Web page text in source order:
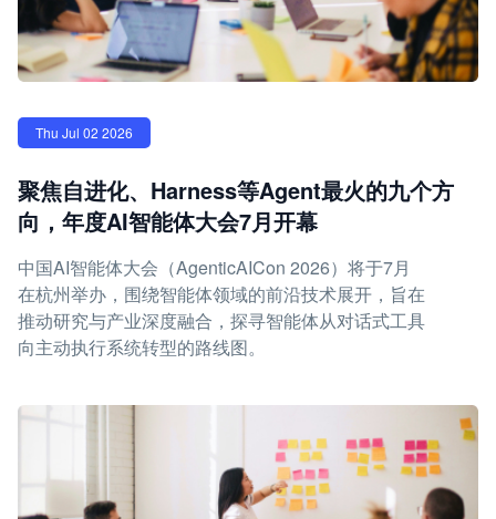
Thu Jul 02 2026
聚焦自进化、Harness等Agent最火的九个方
向，年度AI智能体大会7月开幕
中国AI智能体大会（AgenticAICon 2026）将于7月
在杭州举办，围绕智能体领域的前沿技术展开，旨在
推动研究与产业深度融合，探寻智能体从对话式工具
向主动执行系统转型的路线图。